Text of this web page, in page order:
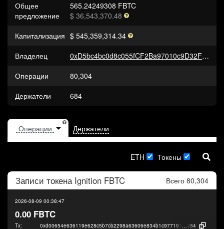
Общее
предложение
565.24249308 FBTC
$ 36,543,370.48
Капитализация $ 545,359,314.34
Владелец
0xD5bc4bc0d8c055fCF2Ba97010c9D32FFc7d424d9
Операции
80,304
Держатели
684
Держатели
ETH Токены
Записи токена Ignition FBTC Всего 80,304
2026-08-09 00:38:47
0.00 FBTC
Tx: 0xd00654e636119e628c5b7cb2298a63606e834b1c9771918af42f87468d386
c84